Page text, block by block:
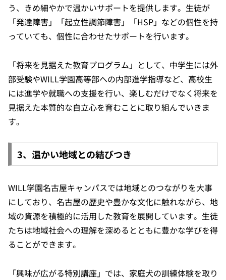
う、きめ細やかで温かいサポートを提供します。生徒が
「発達障害」「起立性調節障害」「HSP」などの個性を持
っていても、個性に合わせたサポートを行います。
「将来を見据えた教育プログラム」として、中学生には外
部受験やWILL学園高等部への内部進学指導など、高校生
には進学や就職への支援を行い、楽しむだけでなく将来を
見据えた本質的な自立心を育むことに取り組んでいきま
す。
3、温かい地域との結びつき
WILL学園名古屋キャンパスでは地域とのつながりを大事
にしており、名古屋の歴史や豊かな文化に触れながら、地
域の資源を積極的に活用した教育を展開しています。生徒
たちは地域社会への理解を深めるとともに豊かな学びを得
ることができます。
「興味が広がる特別講座」では、家庭犬の訓練体験を取り